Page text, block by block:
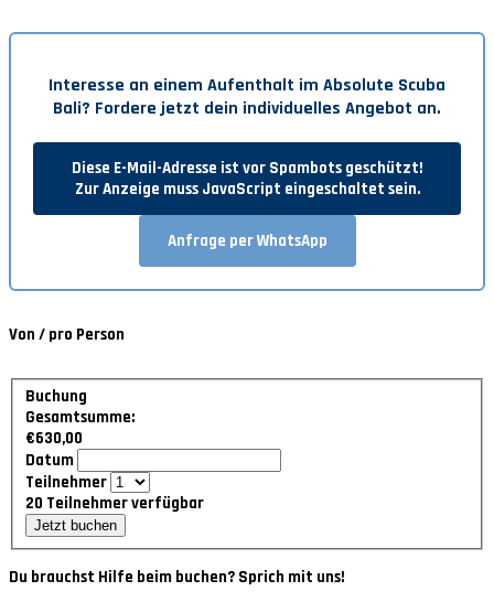
Interesse an einem Aufenthalt im Absolute Scuba
Bali? Fordere jetzt dein individuelles Angebot an.
Diese E-Mail-Adresse ist vor Spambots geschützt!
Zur Anzeige muss JavaScript eingeschaltet sein.
Anfrage per WhatsApp
Von / pro Person
Buchung
Gesamtsumme:
€630,00
Datum
Teilnehmer
20 Teilnehmer verfügbar
Jetzt buchen
Du brauchst Hilfe beim buchen? Sprich mit uns!